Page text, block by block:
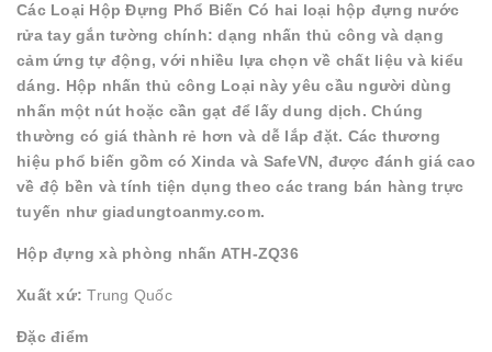
Các Loại Hộp Đựng Phổ Biến Có hai loại hộp đựng nước
rửa tay gắn tường chính: dạng nhấn thủ công và dạng
cảm ứng tự động, với nhiều lựa chọn về chất liệu và kiểu
dáng. Hộp nhấn thủ công Loại này yêu cầu người dùng
nhấn một nút hoặc cần gạt để lấy dung dịch. Chúng
thường có giá thành rẻ hơn và dễ lắp đặt. Các thương
hiệu phổ biến gồm có Xinda và SafeVN, được đánh giá cao
về độ bền và tính tiện dụng theo các trang bán hàng trực
tuyến như giadungtoanmy.com.
Hộp đựng xà phòng nhấn ATH-ZQ36
Xuất xứ:Trung Quốc
Đặc điểm